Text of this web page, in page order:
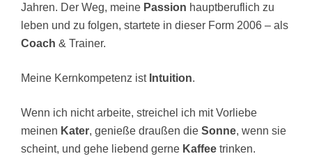
Jahren. Der Weg, meine Passion hauptberuflich zu
leben und zu folgen, startete in dieser Form 2006 – als
Coach & Trainer.
Meine Kernkompetenz ist Intuition.
Wenn ich nicht arbeite, streichel ich mit Vorliebe
meinen Kater, genieße draußen die Sonne, wenn sie
scheint, und gehe liebend gerne Kaffee trinken.